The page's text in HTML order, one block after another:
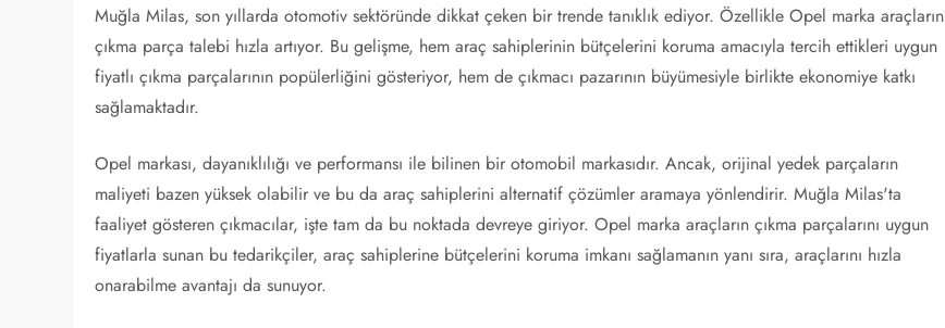
Muğla Milas, son yıllarda otomotiv sektöründe dikkat çeken bir trende tanıklık ediyor. Özellikle Opel marka araçların
çıkma parça talebi hızla artıyor. Bu gelişme, hem araç sahiplerinin bütçelerini koruma amacıyla tercih ettikleri uygun
fiyatlı çıkma parçalarının popülerliğini gösteriyor, hem de çıkmacı pazarının büyümesiyle birlikte ekonomiye katkı
sağlamaktadır.
Opel markası, dayanıklılığı ve performansı ile bilinen bir otomobil markasıdır. Ancak, orijinal yedek parçaların
maliyeti bazen yüksek olabilir ve bu da araç sahiplerini alternatif çözümler aramaya yönlendirir. Muğla Milas'ta
faaliyet gösteren çıkmacılar, işte tam da bu noktada devreye giriyor. Opel marka araçların çıkma parçalarını uygun
fiyatlarla sunan bu tedarikçiler, araç sahiplerine bütçelerini koruma imkanı sağlamanın yanı sıra, araçlarını hızla
onarabilme avantajı da sunuyor.